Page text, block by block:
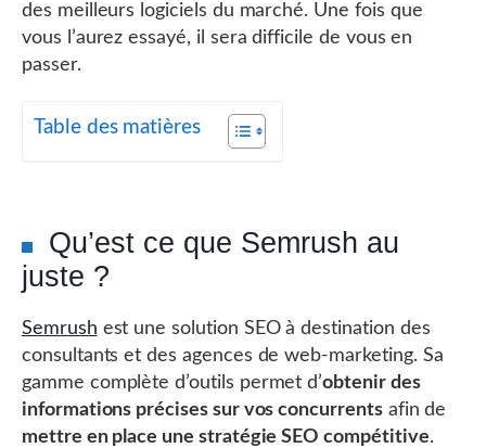
des meilleurs logiciels du marché. Une fois que
vous l’aurez essayé, il sera difficile de vous en
passer.
Table des matières
Qu’est ce que Semrush au
juste ?
Semrush est une solution SEO à destination des
consultants et des agences de web-marketing. Sa
gamme complète d’outils permet d’obtenir des
informations précises sur vos concurrentsafin de
mettre en place une stratégie SEO compétitive.